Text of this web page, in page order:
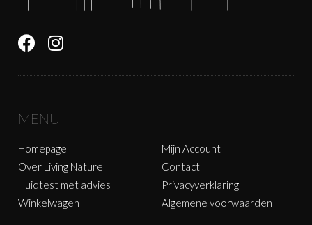
MENU
Homepage
Over Living Nature
Huidtest met advies
Winkelwagen
Mijn Account
Contact
Privacyverklaring
Algemene voorwaarden